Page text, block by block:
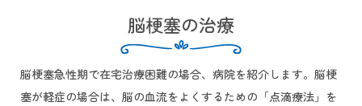
脳梗塞の治療
脳梗塞急性期で在宅治療困難の場合、病院を紹介します。脳梗
塞が軽症の場合は、脳の血流をよくするための「点滴療法」を